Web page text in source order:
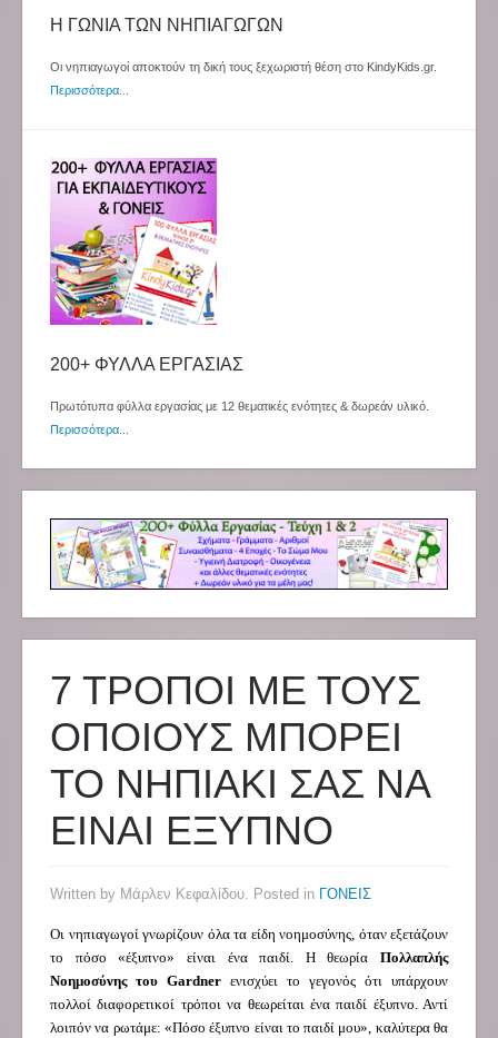
Η ΓΩΝΙΑ ΤΩΝ ΝΗΠΙΑΓΩΓΩΝ
Οι νηπιαγωγοί αποκτούν τη δική τους ξεχωριστή θέση στο KindyKids.gr.
Περισσότερα...
200+ ΦΥΛΛΑ ΕΡΓΑΣΙΑΣ
Πρωτότυπα φύλλα εργασίας με 12 θεματικές ενότητες & δωρεάν υλικό.
Περισσότερα...
7 ΤΡΟΠΟΙ ΜΕ ΤΟΥΣ
ΟΠΟΙΟΥΣ ΜΠΟΡΕΙ
ΤΟ ΝΗΠΙΑΚΙ ΣΑΣ ΝΑ
ΕΙΝΑΙ ΕΞΥΠΝΟ
Written by Μάρλεν Κεφαλίδου. Posted in ΓΟΝΕΙΣ
Οι νηπιαγωγοί γνωρίζουν όλα τα είδη νοημοσύνης, όταν εξετάζουν
το πόσο «έξυπνο» είναι ένα παιδί. Η θεωρία Πολλαπλής
Νοημοσύνης του Gardner ενισχύει το γεγονός ότι υπάρχουν
πολλοί διαφορετικοί τρόποι να θεωρείται ένα παιδί έξυπνο. Αντί
λοιπόν να ρωτάμε: «Πόσο έξυπνο είναι το παιδί μου», καλύτερα θα